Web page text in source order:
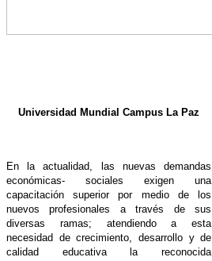
Universidad Mundial Campus La Paz
En la actualidad, las nuevas demandas
económicas- sociales exigen una
capacitación superior por medio de los
nuevos profesionales a través de sus
diversas ramas; atendiendo a esta
necesidad de crecimiento, desarrollo y de
calidad educativa la reconocida